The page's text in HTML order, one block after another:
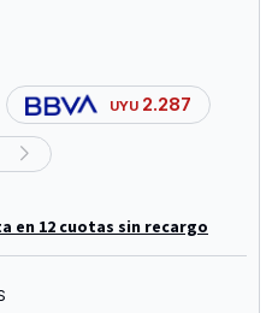
UYU 2.287
en 12 cuotas sin recargo